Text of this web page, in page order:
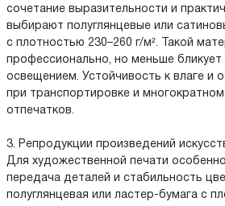
сочетание выразительности и
выбирают полуглянцевые или
с плотностью 230–260 г/м². Такой
профессионально, но меньше
освещением. Устойчивость к влаге и
при транспортировке и
отпечатков.
3. Репродукции произведений
Для художественной печати
передача деталей и стабильность
полуглянцевая или ластер-бумага с